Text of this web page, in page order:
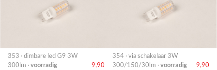
353 · dimbare led G9 3W
300lm · voorradig
9,90
354 · via schakelaar 3W
300/150/30lm · voorradig
9,90